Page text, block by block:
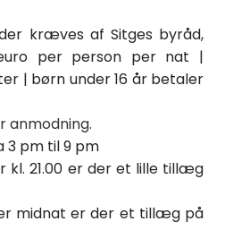
kræves af Sitges byråd,
per person per nat |
| børn under 16 år betaler
anmodning.
3 pm til 9 pm
kl. 21.00 er der et lille tillæg
midnat er der et tillæg på